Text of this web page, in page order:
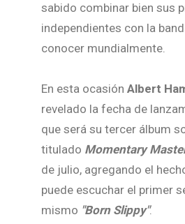
sabido combinar bien sus
independientes con la
conocer mundialmente.
En esta ocasión Albert
revelado la fecha de
que será su tercer álbum
titulado Momentary
de julio, agregando el
puede escuchar el primer
mismo "Born Slippy".